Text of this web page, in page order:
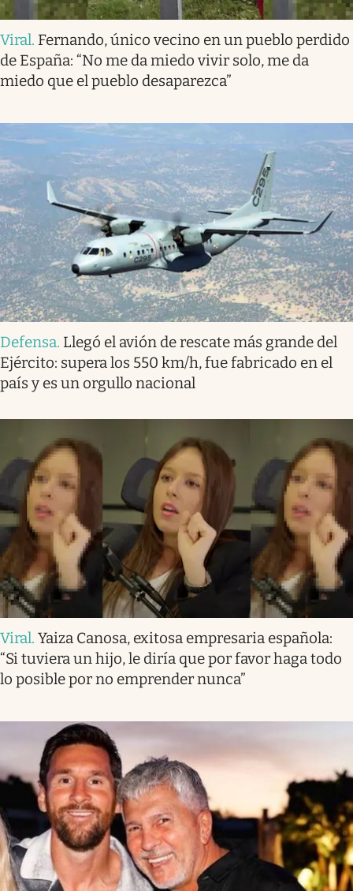
Viral. Fernando, único vecino en un pueblo perdido
de España: “No me da miedo vivir solo, me da
miedo que el pueblo desaparezca”
Defensa. Llegó el avión de rescate más grande del
Ejército: supera los 550 km/h, fue fabricado en el
país y es un orgullo nacional
Viral. Yaiza Canosa, exitosa empresaria española:
“Si tuviera un hijo, le diría que por favor haga todo
lo posible por no emprender nunca”